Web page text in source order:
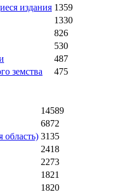
издания 1359
1330
826
530
487
земства
475
14589
6872
область) 3135
2418
2273
1821
1820